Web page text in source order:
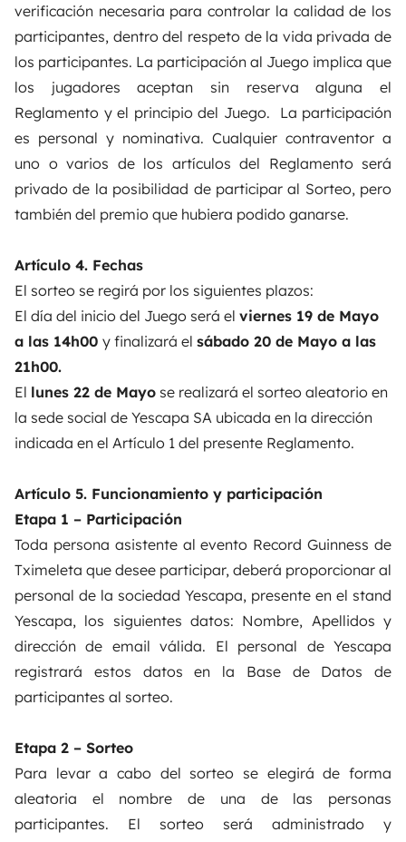
verificación necesaria para controlar la calidad de los
participantes, dentro del respeto de la vida privada de
los participantes. La participación al Juego implica que
los jugadores aceptan sin reserva alguna el
Reglamento y el principio del Juego. La participación
es personal y nominativa. Cualquier contraventor a
uno o varios de los artículos del Reglamento será
privado de la posibilidad de participar al Sorteo, pero
también del premio que hubiera podido ganarse.
Artículo 4. Fechas
El sorteo se regirá por los siguientes plazos:
El día del inicio del Juego será el viernes 19 de Mayo
a las 14h00 y finalizará el sábado 20 de Mayo a las
21h00.
El lunes 22 de Mayo se realizará el sorteo aleatorio en
la sede social de Yescapa SA ubicada en la dirección
indicada en el Artículo 1 del presente Reglamento.
Artículo 5. Funcionamiento y participación
Etapa 1 – Participación
Toda persona asistente al evento Record Guinness de
Tximeleta que desee participar, deberá proporcionar al
personal de la sociedad Yescapa, presente en el stand
Yescapa, los siguientes datos: Nombre, Apellidos y
dirección de email válida. El personal de Yescapa
registrará estos datos en la Base de Datos de
participantes al sorteo.
Etapa 2 – Sorteo
Para levar a cabo del sorteo se elegirá de forma
aleatoria el nombre de una de las personas
participantes. El sorteo será administrado y